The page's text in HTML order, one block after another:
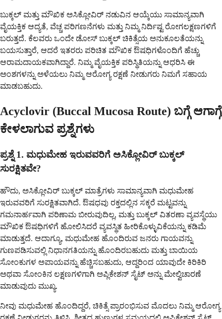
ಬುಕ್ಕಲ್ ಮತ್ತು ಮೌಖಿಕ ಅಸಿಕ್ಲೋವಿರ್ ನಡುವಿನ ಆಯ್ಕೆಯು ಸಾಮಾನ್ಯವಾಗಿ
ವೈಯಕ್ತಿಕ ಆದ್ಯತೆ, ವೆಚ್ಚ ಪರಿಗಣನೆಗಳು ಮತ್ತು ನಿಮ್ಮ ನಿರ್ದಿಷ್ಟ ರೋಗಲಕ್ಷಣಗಳಿಗೆ
ಬರುತ್ತದೆ. ಕೆಲವರು ಒಂದೇ ಡೋಸ್ ಬುಕ್ಕಲ್ ಚಿಕಿತ್ಸೆಯ ಅನುಕೂಲತೆಯನ್ನು
ಬಯಸುತ್ತಾರೆ, ಆದರೆ ಇತರರು ಪರಿಚಿತ ಮೌಖಿಕ ಔಷಧಿಗಳೊಂದಿಗೆ ಹೆಚ್ಚು
ಆರಾಮದಾಯಕವಾಗಿದ್ದಾರೆ. ನಿಮ್ಮ ವೈಯಕ್ತಿಕ ಪರಿಸ್ಥಿತಿಯನ್ನು ಆಧರಿಸಿ ಈ
ಅಂಶಗಳನ್ನು ಅಳೆಯಲು ನಿಮ್ಮ ಆರೋಗ್ಯ ರಕ್ಷಣೆ ನೀಡುಗರು ನಿಮಗೆ ಸಹಾಯ
ಮಾಡಬಹುದು.
Acyclovir (Buccal Mucosa Route) ಬಗ್ಗೆ ಆಗಾಗ್ಗೆ
ಕೇಳಲಾಗುವ ಪ್ರಶ್ನೆಗಳು
ಪ್ರಶ್ನೆ 1. ಮಧುಮೇಹ ಇರುವವರಿಗೆ ಅಸಿಕ್ಲೋವಿರ್ ಬುಕ್ಕಲ್
ಸುರಕ್ಷಿತವೇ?
ಹೌದು, ಅಸಿಕ್ಲೋವಿರ್ ಬುಕ್ಕಲ್ ಮಾತ್ರೆಗಳು ಸಾಮಾನ್ಯವಾಗಿ ಮಧುಮೇಹ
ಇರುವವರಿಗೆ ಸುರಕ್ಷಿತವಾಗಿದೆ. ಔಷಧವು ರಕ್ತದಲ್ಲಿನ ಸಕ್ಕರೆ ಮಟ್ಟವನ್ನು
ಗಮನಾರ್ಹವಾಗಿ ಪರಿಣಾಮ ಬೀರುವುದಿಲ್ಲ, ಮತ್ತು ಬುಕ್ಕಲ್ ವಿತರಣಾ ವ್ಯವಸ್ಥೆಯು
ಮೌಖಿಕ ಔಷಧಿಗಳಿಗೆ ಹೋಲಿಸಿದರೆ ವ್ಯವಸ್ಥಿತ ಹೀರಿಕೊಳ್ಳುವಿಕೆಯನ್ನು ಕಡಿಮೆ
ಮಾಡುತ್ತದೆ. ಆದಾಗ್ಯೂ, ಮಧುಮೇಹ ಹೊಂದಿರುವ ಜನರು ಗಾಯವನ್ನು
ಗುಣಪಡಿಸುವಲ್ಲಿ ನಿಧಾನಗತಿಯನ್ನು ಹೊಂದಿರಬಹುದು ಮತ್ತು ಬಾಯಿಯ
ಸೋಂಕುಗಳ ಅಪಾಯವನ್ನು ಹೆಚ್ಚಿಸಬಹುದು, ಆದ್ದರಿಂದ ಯಾವುದೇ ಕಿರಿಕಿರಿ
ಅಥವಾ ಸೋಂಕಿನ ಲಕ್ಷಣಗಳಿಗಾಗಿ ಅಪ್ಲಿಕೇಶನ್ ಸೈಟ್ ಅನ್ನು ಮೇಲ್ವಿಚಾರಣೆ
ಮಾಡುವುದು ಮುಖ್ಯ.
ನೀವು ಮಧುಮೇಹ ಹೊಂದಿದ್ದರೆ, ಚಿಕಿತ್ಸೆ ಪ್ರಾರಂಭಿಸುವ ಮೊದಲು ನಿಮ್ಮ ಆರೋಗ್ಯ